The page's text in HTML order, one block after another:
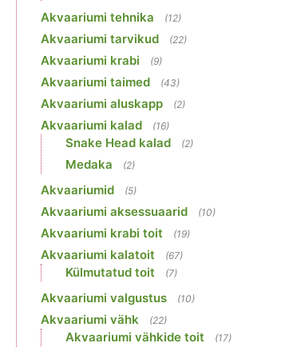
Akvaariumi tehnika (12)
Akvaariumi tarvikud (22)
Akvaariumi krabi (9)
Akvaariumi taimed (43)
Akvaariumi aluskapp (2)
Akvaariumi kalad (16)
Snake Head kalad (2)
Medaka (2)
Akvaariumid (5)
Akvaariumi aksessuaarid (10)
Akvaariumi krabi toit (19)
Akvaariumi kalatoit (67)
Külmutatud toit (7)
Akvaariumi valgustus (10)
Akvaariumi vähk (22)
Akvaariumi vähkide toit (17)